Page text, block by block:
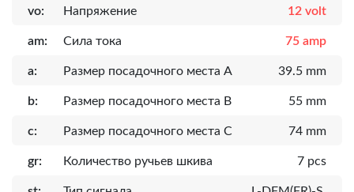
vo: Напряжение 12 volt
am: Сила тока 75 amp
a: Размер посадочного места A 39.5 mm
b: Размер посадочного места B 55 mm
c: Размер посадочного места C 74 mm
gr: Количество ручьев шкива 7 pcs